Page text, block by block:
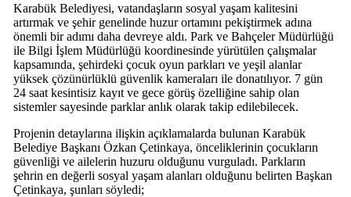
Karabük Belediyesi, vatandaşların sosyal yaşam kalitesini
artırmak ve şehir genelinde huzur ortamını pekiştirmek adına
önemli bir adımı daha devreye aldı. Park ve Bahçeler Müdürlüğü
ile Bilgi İşlem Müdürlüğü koordinesinde yürütülen çalışmalar
kapsamında, şehirdeki çocuk oyun parkları ve yeşil alanlar
yüksek çözünürlüklü güvenlik kameraları ile donatılıyor. 7 gün
24 saat kesintisiz kayıt ve gece görüş özelliğine sahip olan
sistemler sayesinde parklar anlık olarak takip edilebilecek.
Projenin detaylarına ilişkin açıklamalarda bulunan Karabük
Belediye Başkanı Özkan Çetinkaya, önceliklerinin çocukların
güvenliği ve ailelerin huzuru olduğunu vurguladı. Parkların
şehrin en değerli sosyal yaşam alanları olduğunu belirten Başkan
Çetinkaya, şunları söyledi;